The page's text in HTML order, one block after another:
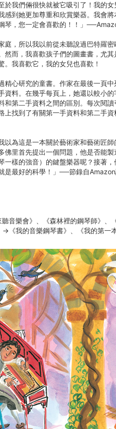
於我們倆很快就被它吸引了！我的
感到她更加尊重和欣賞樂器。我會
琴，您一定會喜歡的！！」
庭，所以我以前從未聽說過巴特羅
然而，我喜歡孩子們的圖畫書，尤
。我喜歡它，我的女兒也喜歡！
精心研究的童書。作家在最後一頁
資料。在幾乎每頁上，她還以較小
和第二手資料之間的區別。每次閱
上找到了有關第一手資料和第二手
以為這是一本關於藝術家和藝術匠
佛里首先提出一個問題，他是否能
一樣的強音）的鍵盤樂器呢？接著
是最好的科學！」──節錄自
音樂會》、《森林裡的鋼琴師》、
《我的音樂鋼琴書》、《我的第一